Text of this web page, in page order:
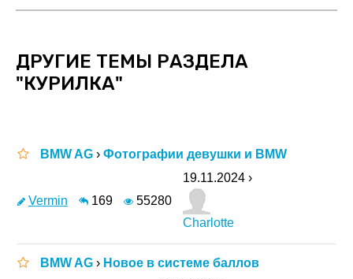
ДРУГИЕ ТЕМЫ РАЗДЕЛА
"КУРИЛКА"
BMW AG › Фотографии девушки и BMW
Vermin 169 55280
19.11.2024 ›
Charlotte
BMW AG › Новое в системе баллов